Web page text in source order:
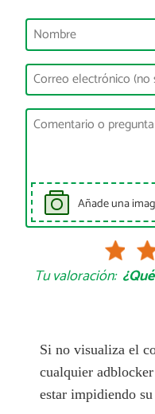
Añade una
Tu valoración:
Si no visualiza el
cualquier
estar impidiendo su